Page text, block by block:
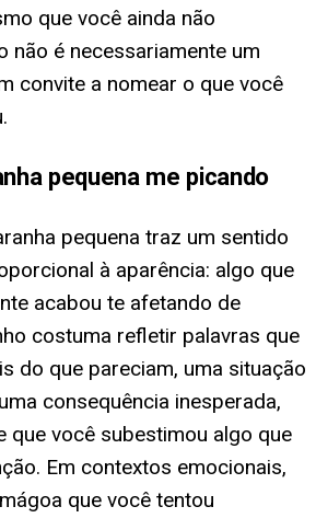
que você ainda não
não é necessariamente um
convite a nomear o que você
pequena me picando
pequena traz um sentido
à aparência: algo que
acabou te afetando de
costuma refletir palavras que
do que pareciam, uma situação
consequência inesperada,
que você subestimou algo que
Em contextos emocionais,
que você tentou